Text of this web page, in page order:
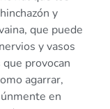
y
que puede
y vasos
provocan
agarrar,
en